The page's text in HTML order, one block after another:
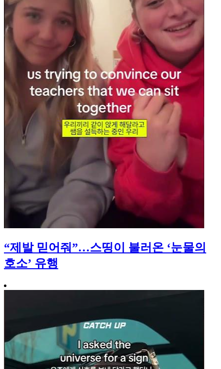
“제발 믿어줘”…스띵이 불러온 ‘눈물의
호소’ 유행